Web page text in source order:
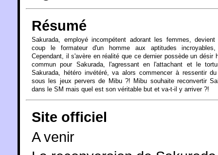
Résumé
Sakurada, employé incompétent adorant les femmes,
coup le formateur d'un homme aux aptitudes
Cependant, il s'avère en réalité que ce dernier possède un désir
commun pour Sakurada, l'agressant en l'attachant et le
Sakurada, hétéro invétéré, va alors commencer à ressentir
sous les jeux pervers de Mibu ?! Mibu souhaite reconvertir
dans le SM mais quel est son véritable but et va-t-il y arriver ?!
Site officiel
A venir